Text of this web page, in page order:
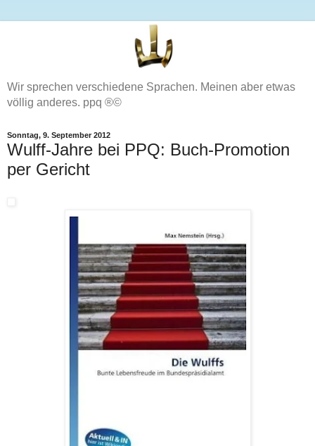
Wir sprechen verschiedene Sprachen. Meinen aber etwas
völlig anderes. ppq ®©
Sonntag, 9. September 2012
Wulff-Jahre bei PPQ: Buch-Promotion
per Gericht